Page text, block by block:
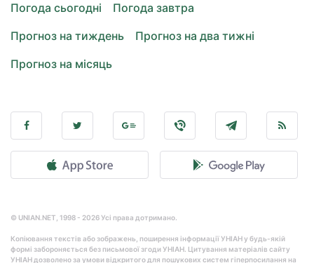
Погода сьогодні
Погода завтра
Прогноз на тиждень
Прогноз на два тижні
Прогноз на місяць
© UNIAN.NET, 1998 - 2026 Усі права дотримано.
Копіювання текстів або зображень, поширення інформації УНІАН у будь-якій
формі забороняється без письмової згоди УНІАН. Цитування матеріалів сайту
УНІАН дозволено за умови відкритого для пошукових систем гіперпосилання на